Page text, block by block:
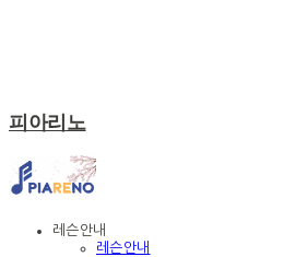
피아리노
레슨안내
레슨안내